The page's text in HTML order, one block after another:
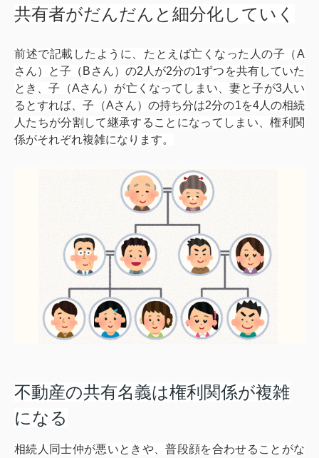
共有者がだんだんと細分化していく
前述で記載したように、たとえば亡くなった人の子（A
さん）と子（Bさん）の2人が2分の1ずつを共有していた
とき、子（Aさん）が亡くなってしまい、妻と子が3人い
るとすれば、子（Aさん）の持ち分は2分の1を4人の相続
人たちが分割して継承することになってしまい、権利関
係がそれぞれ複雑になります。
不動産の共有名義は権利関係が複雑
になる
相続人同士仲が悪いときや、普段顔を合わせることがな